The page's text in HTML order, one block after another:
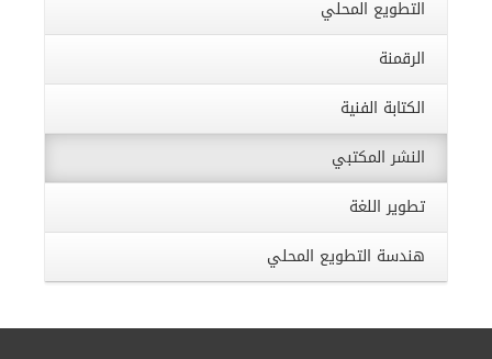
التطويع المحلي
الرقمنة
الكتابة الفنية
النشر المكتبي
تطوير اللغة
هندسة التطويع المحلي